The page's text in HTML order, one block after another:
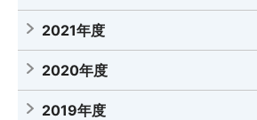
2021年度
2020年度
2019年度